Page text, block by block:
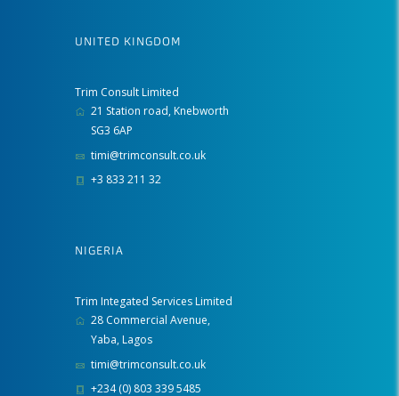
UNITED KINGDOM
Trim Consult Limited
21 Station road, Knebworth
SG3 6AP
timi@trimconsult.co.uk
+3 833 211 32
NIGERIA
Trim Integated Services Limited
28 Commercial Avenue,
Yaba, Lagos
timi@trimconsult.co.uk
+234 (0) 803 339 5485